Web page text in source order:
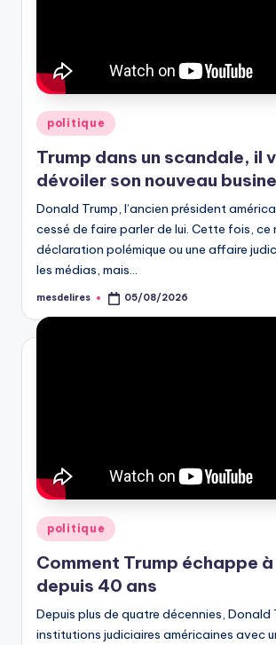
Posted
in
politique
Trump dans un scandale, il
dévoiler son nouveau
Donald Trump, l’ancien président
cessé de faire parler de lui. Cette fois, ce
déclaration polémique ou une affaire
les médias, mais…
Posted
mesdelires 05/08/2026
Posted
in
politique
Comment Trump échappe
depuis 40 ans
Depuis plus de quatre décennies, Donald
institutions judiciaires américaines avec